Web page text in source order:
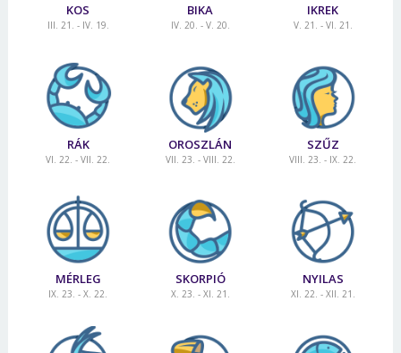
KOS
III. 21. - IV. 19.
BIKA
IV. 20. - V. 20.
IKREK
V. 21. - VI. 21.
RÁK
VI. 22. - VII. 22.
OROSZLÁN
VII. 23. - VIII. 22.
SZŰZ
VIII. 23. - IX. 22.
MÉRLEG
IX. 23. - X. 22.
SKORPIÓ
X. 23. - XI. 21.
NYILAS
XI. 22. - XII. 21.